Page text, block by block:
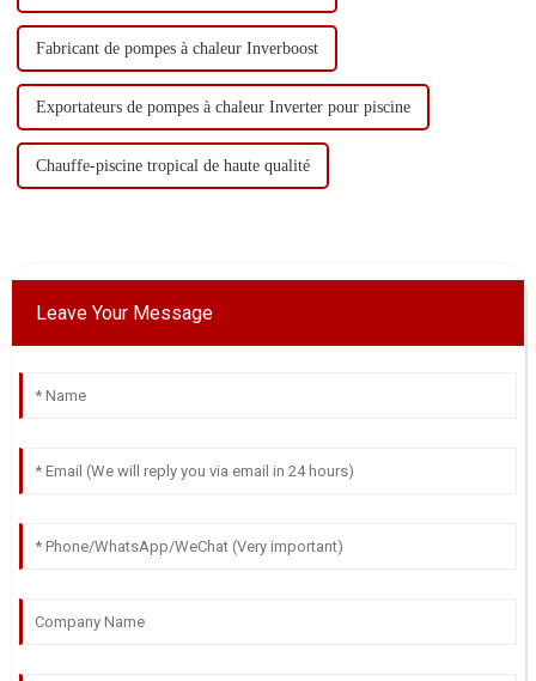
Fabricant de pompes à chaleur Inverboost
Exportateurs de pompes à chaleur Inverter pour piscine
Chauffe-piscine tropical de haute qualité
Leave Your Message